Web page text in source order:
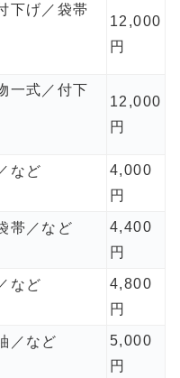
下げ／袋帯
12,000
円
一式／付下
12,000
円
など
4,000
円
帯／など
4,400
円
など
4,800
円
／など
5,000
円